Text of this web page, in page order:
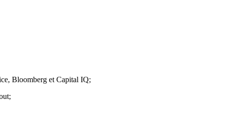
Bloomberg et Capital IQ;